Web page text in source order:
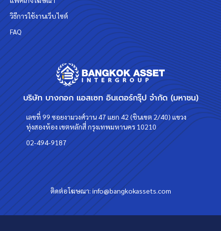
บริษัท บางกอก แอสเซท อินเตอร์กรุ๊ป จำกัด (มหาชน)
เลขที่ 99 ซอยงามวงศ์วาน 47 แยก 42 (ชินเขต 2/40) แขวง
ทุ่งสองห้อง เขตหลักสี่ กรุงเทพมหานคร 10210
02-494-9187
ติดต่อโฆษณา:info@bangkokassets.com
วิธีการใช้งานเว็บไซต์
FAQ